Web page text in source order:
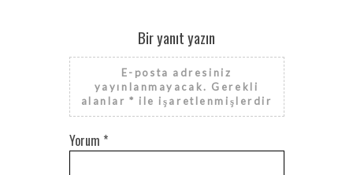
Bir yanıt yazın
E-posta adresiniz
yayınlanmayacak. Gerekli
alanlar* ile işaretlenmişlerdir
Yorum *